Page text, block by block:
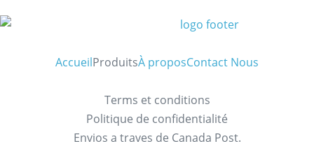
AccueilProduitsÀ proposContact Nous
Terms et conditions
Politique de confidentialité
Envios a traves de Canada Post.